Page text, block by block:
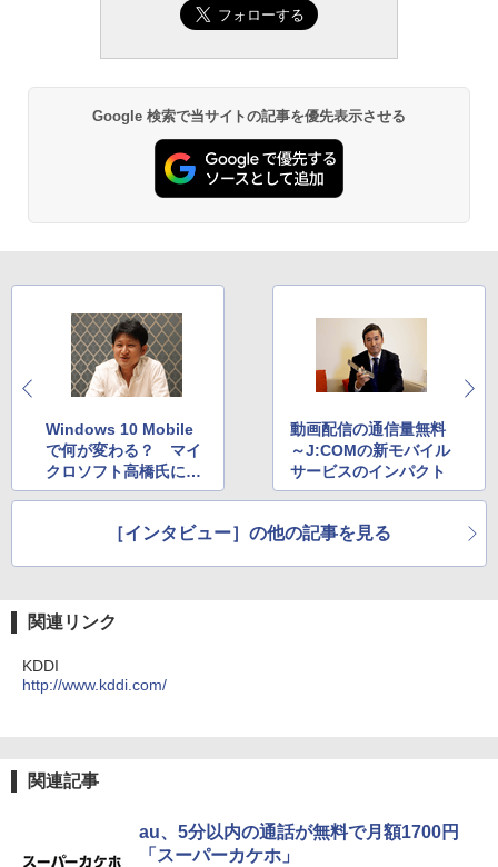
Google 検索で当サイトの記事を優先表示させる
Windows 10 Mobile
で何が変わる？ マイ
クロソフト高橋氏に聞
く
動画配信の通信量無料
～J:COMの新モバイル
サービスのインパクト
［インタビュー］の他の記事を見る
関連リンク
KDDI
http://www.kddi.com/
関連記事
au、5分以内の通話が無料で月額1700円
「スーパーカケホ」